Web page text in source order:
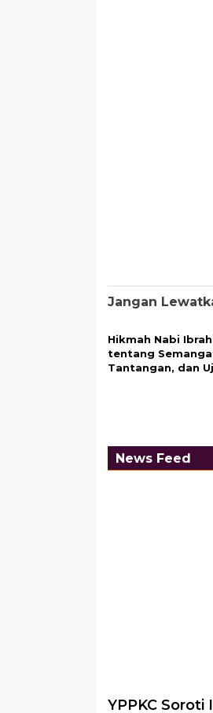
Jangan
Hikmah Nabi
tentang
Tantangan, dan
News Feed
YPPKC Soroti